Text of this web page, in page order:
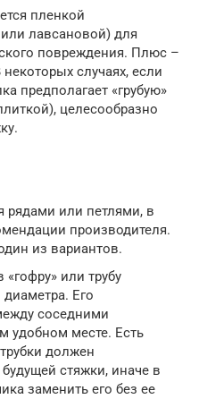
пленкой
лавсановой) для
повреждения. Плюс –
случаях, если
предполагает «грубую»
целесообразно
рядами или петлями, в
производителя.
из вариантов.
или трубу
Его
соседними
удобном месте. Есть
должен
стяжки, иначе в
заменить его без ее